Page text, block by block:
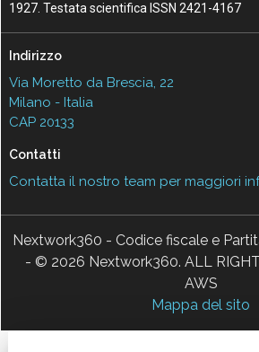
1927. Testata scientifica ISSN 2421-4167
Indirizzo
Via Moretto da Brescia, 22
Milano - Italia
CAP 20133
Contatti
Contatta il nostro team per maggiori
Nextwork360 - Codice fiscale e
- © 2026 Nextwork360. ALL
AWS
Mappa del sito